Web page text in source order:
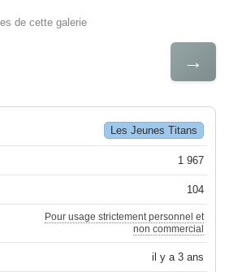
de cette galerie
→
Les Jeunes Titans
1 967
104
Pour usage strictement personnel et
non commercial
il y a 3 ans